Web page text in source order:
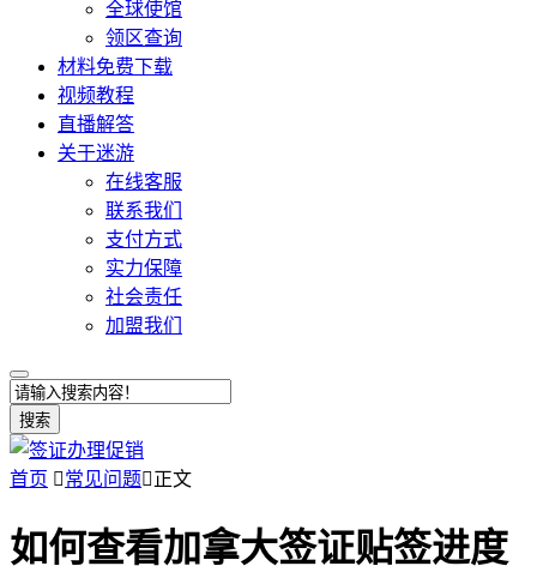
全球使馆
领区查询
材料免费下载
视频教程
直播解答
关于迷游
在线客服
联系我们
支付方式
实力保障
社会责任
加盟我们
搜索
首页 常见问题正文
如何查看加拿大签证贴签进度